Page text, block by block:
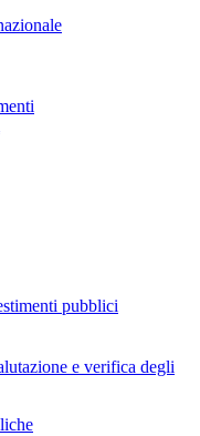
pubblici
e verifica degli